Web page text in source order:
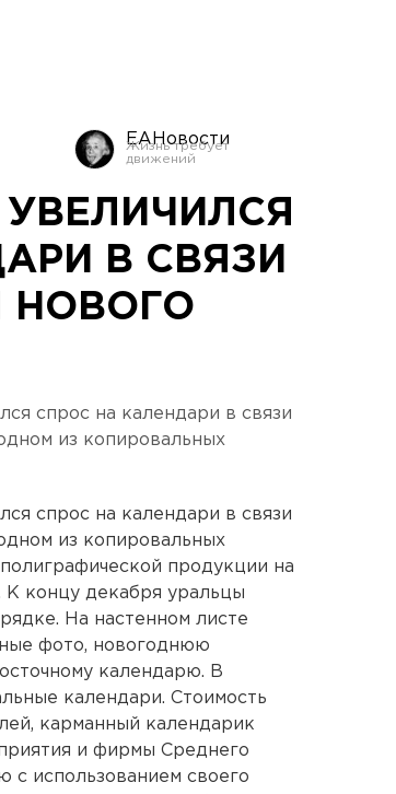
ЕАНовости
УВЕЛИЧИЛСЯ
В СВЯЗИ
НОВОГО
спрос на календари в связи
из копировальных
спрос на календари в связи
из копировальных
продукции на
концу декабря уральцы
На настенном листе
фото, новогоднюю
календарю. В
календари. Стоимость
карманный календарик
и фирмы Среднего
с использованием своего